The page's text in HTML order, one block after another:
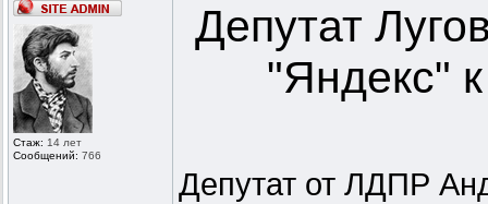
Стаж: 14 лет
Сообщений: 766
Депутат
"Яндекс"
Депутат от ЛДПР